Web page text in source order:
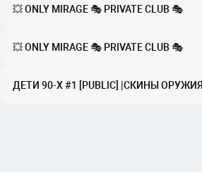
💥 ONLY MIRAGE 🎭 PRIVATE CLUB 🎭
💥 ONLY MIRAGE 🎭 PRIVATE CLUB 🎭
ДЕТИ 90-X #1 [PUBLIC] |СКИНЫ ОРУЖИЯ|